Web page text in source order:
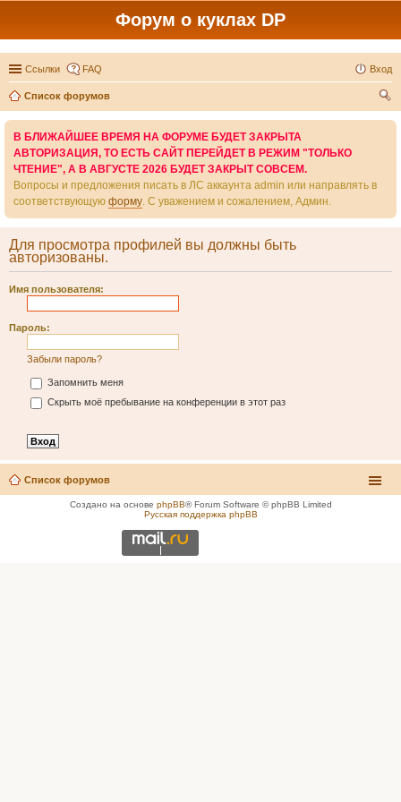
Форум о куклах DP
Ссылки FAQ Вход
Список форумов
В БЛИЖАЙШЕЕ ВРЕМЯ НА ФОРУМЕ БУДЕТ ЗАКРЫТА
АВТОРИЗАЦИЯ, ТО ЕСТЬ САЙТ ПЕРЕЙДЕТ В РЕЖИМ "ТОЛЬКО
ЧТЕНИЕ", А В АВГУСТЕ 2026 БУДЕТ ЗАКРЫТ СОВСЕМ.
Вопросы и предложения писать в ЛС аккаунта admin или направлять в
соответствующую форму. С уважением и сожалением, Админ.
Для просмотра профилей вы должны быть
авторизованы.
Имя пользователя:
Пароль:
Забыли пароль?
Запомнить меня
Скрыть моё пребывание на конференции в этот раз
Список форумов
Создано на основе phpBB® Forum Software © phpBB Limited
Русская поддержка phpBB